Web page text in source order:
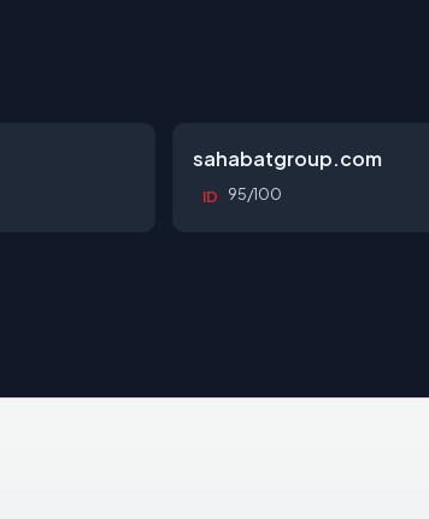
sahabatgroup.com
ID 95/100